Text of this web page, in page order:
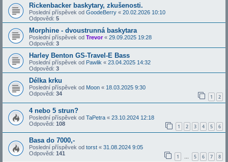
Rickenbacker baskytary, zkušenosti.
Poslední příspěvek od GoodeBerry « 20.02.2026 10:10
Odpovědi: 5
Morphine - dvoustrunná baskytara
Poslední příspěvek od Trevor« 29.09.2025 19:28
Odpovědi: 3
Harley Benton GS-Travel-E Bass
Poslední příspěvek od Pawlik « 23.04.2025 14:32
Odpovědi: 3
Délka krku
Poslední příspěvek od Moon « 18.03.2025 9:30
Odpovědi: 34 1 2
4 nebo 5 strun?
Poslední příspěvek od TaPetra « 23.10.2024 12:18
Odpovědi: 108 1 2 3 4 5 6
Basa do 7000,-
Poslední příspěvek od torst « 31.08.2024 9:05
Odpovědi: 141 1 … 5 6 7 8